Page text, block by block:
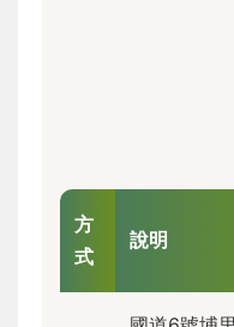
方
式
說明